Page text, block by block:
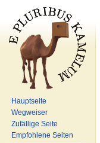
Hauptseite
Wegweiser
Zufällige Seite
Empfohlene Seiten